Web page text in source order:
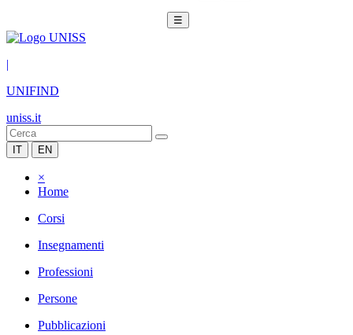
☰
|
UNIFIND
uniss.it
IT EN
×
Home
Corsi
Insegnamenti
Professioni
Persone
Pubblicazioni